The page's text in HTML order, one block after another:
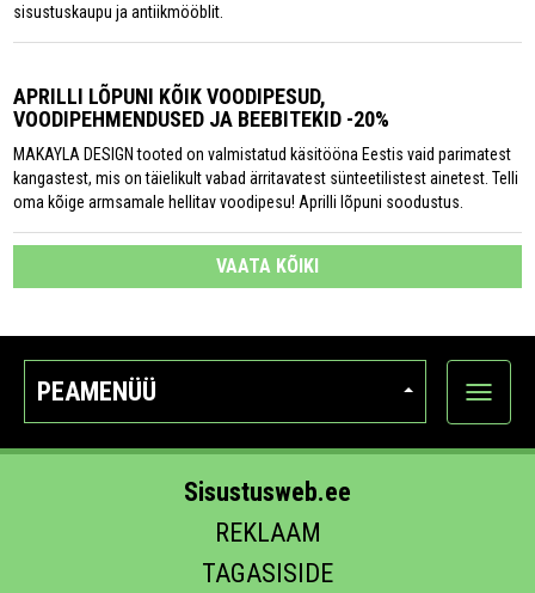
sisustuskaupu ja antiikmööblit.
APRILLI LÕPUNI KÕIK VOODIPESUD,
VOODIPEHMENDUSED JA BEEBITEKID -20%
MAKAYLA DESIGN tooted on valmistatud käsitööna Eestis vaid parimatest
kangastest, mis on täielikult vabad ärritavatest sünteetilistest ainetest. Telli
oma kõige armsamale hellitav voodipesu! Aprilli lõpuni soodustus.
VAATA KÕIKI
PEAMENÜÜ
Ava
Sisustusweb.ee
REKLAAM
TAGASISIDE